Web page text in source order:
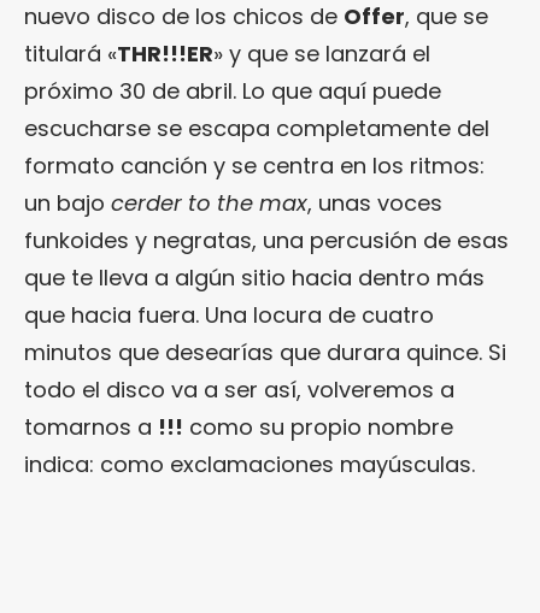
nuevo disco de los chicos de Offer, que se
titulará «THR!!!ER» y que se lanzará el
próximo 30 de abril. Lo que aquí puede
escucharse se escapa completamente del
formato canción y se centra en los ritmos:
un bajo cerder to the max, unas voces
funkoides y negratas, una percusión de esas
que te lleva a algún sitio hacia dentro más
que hacia fuera. Una locura de cuatro
minutos que desearías que durara quince. Si
todo el disco va a ser así, volveremos a
tomarnos a !!! como su propio nombre
indica: como exclamaciones mayúsculas.